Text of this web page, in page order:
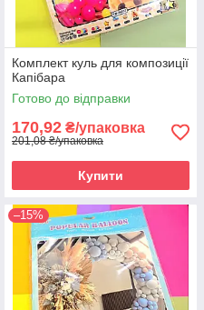
Комплект куль для композиції
Капібара
Готово до відправки
170,92 ₴/упаковка
201,08 ₴/упаковка
Купити
–15%